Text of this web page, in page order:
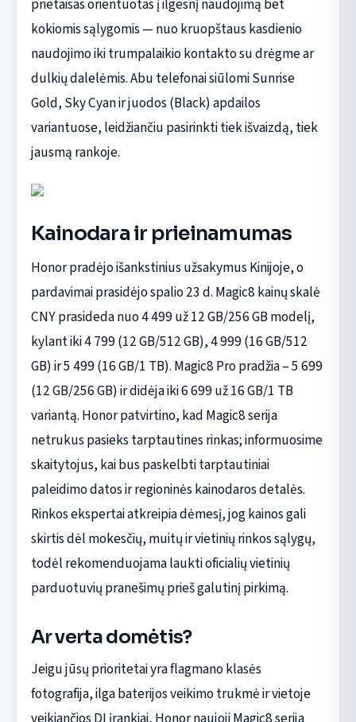
prietaisas orientuotas į ilgesnį naudojimą bet
kokiomis sąlygomis — nuo kruopštaus kasdienio
naudojimo iki trumpalaikio kontakto su drėgme ar
dulkių dalelėmis. Abu telefonai siūlomi Sunrise
Gold, Sky Cyan ir juodos (Black) apdailos
variantuose, leidžiančiu pasirinkti tiek išvaizdą, tiek
jausmą rankoje.
Kainodara ir prieinamumas
Honor pradėjo išankstinius užsakymus Kinijoje, o
pardavimai prasidėjo spalio 23 d. Magic8 kainų skalė
CNY prasideda nuo 4 499 už 12 GB/256 GB modelį,
kylant iki 4 799 (12 GB/512 GB), 4 999 (16 GB/512
GB) ir 5 499 (16 GB/1 TB). Magic8 Pro pradžia – 5 699
(12 GB/256 GB) ir didėja iki 6 699 už 16 GB/1 TB
variantą. Honor patvirtino, kad Magic8 serija
netrukus pasieks tarptautines rinkas; informuosime
skaitytojus, kai bus paskelbti tarptautiniai
paleidimo datos ir regioninės kainodaros detalės.
Rinkos ekspertai atkreipia dėmesį, jog kainos gali
skirtis dėl mokesčių, muitų ir vietinių rinkos sąlygų,
todėl rekomenduojama laukti oficialių vietinių
parduotuvių pranešimų prieš galutinį pirkimą.
Ar verta domėtis?
Jeigu jūsų prioritetai yra flagmano klasės
fotografija, ilga baterijos veikimo trukmė ir vietoje